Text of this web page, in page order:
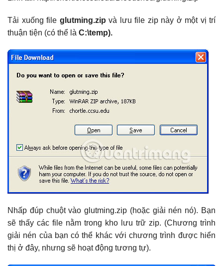
Tải xuống file glutming.zip và lưu file zip này ở một vị trí
thuận tiện (có thể là C:\temp).
Nhấp đúp chuột vào glutming.zip (hoặc giải nén nó). Bạn
sẽ thấy các file nằm trong kho lưu trữ zip. (Chương trình
giải nén của bạn có thể khác với chương trình được hiển
thị ở đây, nhưng sẽ hoạt động tương tự).